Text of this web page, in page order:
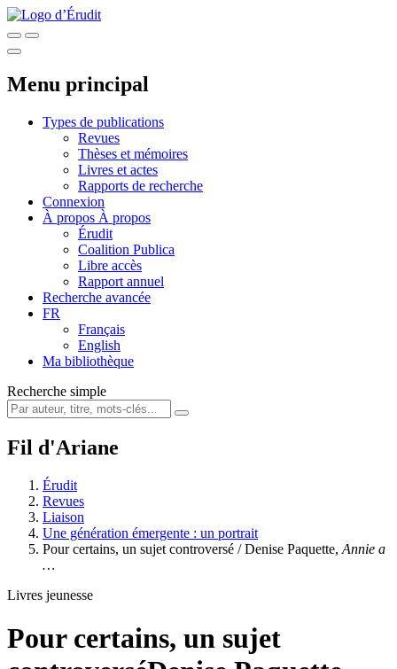
Menu principal
Types de publications
Revues
Thèses et mémoires
Livres et actes
Rapports de recherche
Connexion
À propos À propos
Érudit
Coalition Publica
Libre accès
Rapport annuel
Recherche avancée
FR
Français
English
Ma bibliothèque
Recherche simple
Fil d'Ariane
Érudit
Revues
Liaison
Une génération émergente : un portrait
Pour certains, un sujet controversé / Denise Paquette, Annie a
…
Livres jeunesse
Pour certains, un sujet